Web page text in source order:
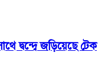
দ্বন্দ্বে জড়িয়েছে টেক